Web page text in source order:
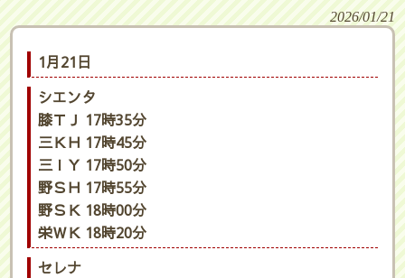
2026/01/21
1月21日
シエンタ
膝ＴＪ 17時35分
三ＫＨ 17時45分
三ＩＹ 17時50分
野ＳＨ 17時55分
野ＳＫ 18時00分
栄ＷＫ 18時20分
セレナ